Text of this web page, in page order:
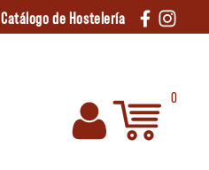
Catálogo de Hostelería
0